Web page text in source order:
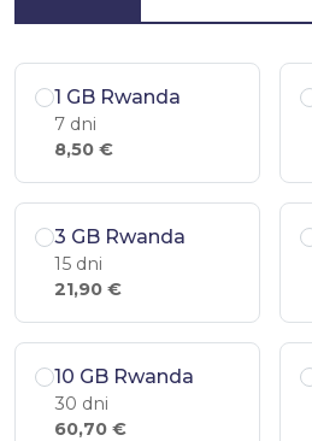
1 GB Rwanda
7 dni
8,50 €
3 GB Rwanda
15 dni
21,90 €
10 GB Rwanda
30 dni
60,70 €